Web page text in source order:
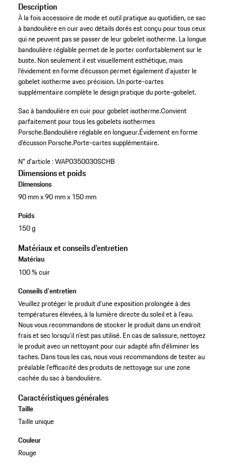
Description
À la fois accessoire de mode et outil pratique au quotidien, ce sac
à bandoulière en cuir avec détails dorés est conçu pour tous ceux
qui ne peuvent pas se passer de leur gobelet isotherme. La longue
bandoulière réglable permet de le porter confortablement sur le
buste. Non seulement il est visuellement esthétique, mais
l’évidement en forme d’écusson permet également d’ajuster le
gobelet isotherme avec précision. Un porte-cartes
supplémentaire complète le design pratique du porte-gobelet.
Sac à bandoulière en cuir pour gobelet isotherme.Convient
parfaitement pour tous les gobelets isothermes
Porsche.Bandoulière réglable en longueur.Évidement en forme
d’écusson Porsche.Porte-cartes supplémentaire.
N° d'article :WAP0350030SCHB
Dimensions et poids
Dimensions
90 mm x 90 mm x 150 mm
Poids
150 g
Matériaux et conseils d'entretien
Matériau
100 % cuir
Conseils d'entretien
Veuillez protéger le produit d’une exposition prolongée à des
températures élevées, à la lumière directe du soleil et à l’eau.
Nous vous recommandons de stocker le produit dans un endroit
frais et sec lorsqu’il n’est pas utilisé. En cas de salissure, nettoyez
le produit avec un nettoyant pour cuir adapté afin d’éliminer les
taches. Dans tous les cas, nous vous recommandons de tester au
préalable l’efficacité des produits de nettoyage sur une zone
cachée du sac à bandoulière.
Caractéristiques générales
Taille
Taille unique
Couleur
Rouge